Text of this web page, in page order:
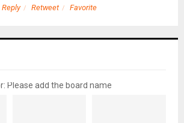
Reply Retweet Favorite
Please add the board name